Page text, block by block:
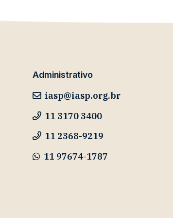
Administrativo
iasp@iasp.org.br
11 3170 3400
11 2368-9219
11 97674-1787